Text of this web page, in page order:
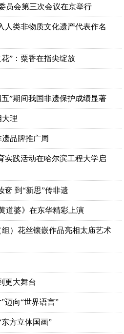
员会第三次会议在京举行
人类非物质文化遗产代表作名
”：粟香在指尖绽放
”期间我国非遗保护成绩显著
大理
遗品牌推广周
实践活动在哈尔滨工程大学启
奁 到“新思”传非遗
道婆》在东华精彩上演
组）花丝镶嵌作品亮相太庙艺术
更大舞台
迈向“世界语言”
方立体国画”